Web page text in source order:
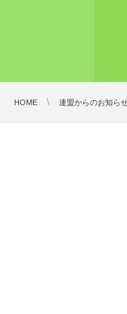
HOME 連盟からのお知ら